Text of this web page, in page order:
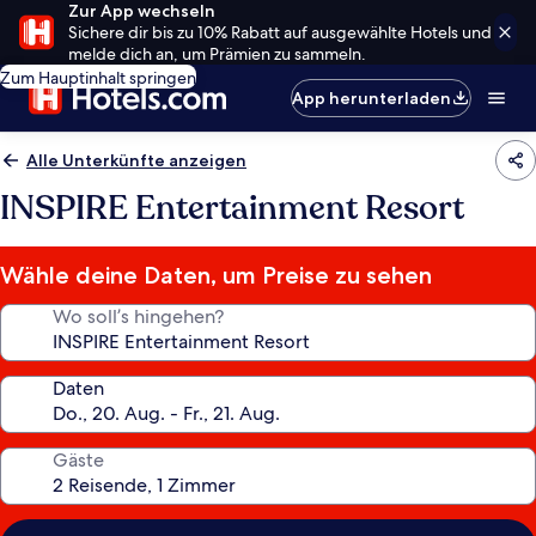
Zur App wechseln
Sichere dir bis zu 10% Rabatt auf ausgewählte Hotels und
melde dich an, um Prämien zu sammeln.
Zum Hauptinhalt springen
App herunterladen
Alle Unterkünfte anzeigen
INSPIRE Entertainment Resort
Wähle deine Daten, um Preise zu sehen
Wo soll’s hingehen?
Daten
Gäste